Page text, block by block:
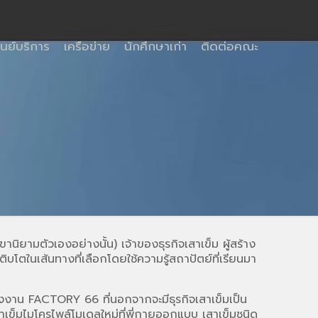
ย์บริการ เครือข่าย นักศึกษาเก่า ติดต่อคณะ
ยามตัวเองอย่างนั้น) เจ้าของธุรกิจเสาเข็ม ผู้สร้าง
โตในเส้นทางที่เลือกโดยใช้ความรู้สถาปัตย์ที่เรียนมา
าน FACTORY 66 ที่นอกจากจะมีธุรกิจเสาเข็มเป็น
มไมโครไพล์โมเดลใหม่ที่พี่กายออกแบบ เสาเข็มชนิด